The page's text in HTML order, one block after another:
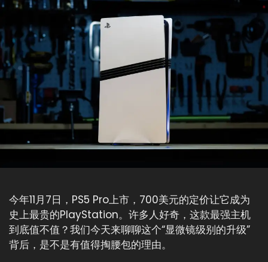
今年11月7日，PS5 Pro上市，700美元的定价让它成为
史上最贵的PlayStation。许多人好奇，这款最强主机
到底值不值？我们今天来聊聊这个“显微镜级别的升级”
背后，是不是有值得掏腰包的理由。